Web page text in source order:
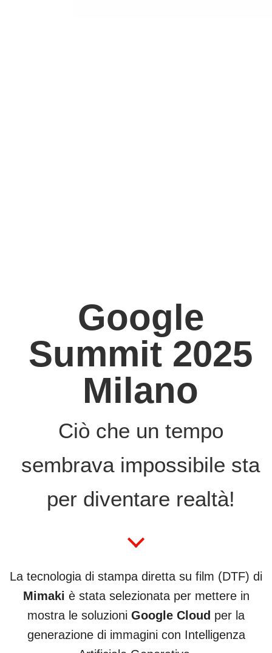
Google
Summit 2025
Milano
Ciò che un tempo
sembrava impossibile sta
per diventare realtà!
La tecnologia di stampa diretta su film (DTF) di
Mimaki è stata selezionata per mettere in
mostra le soluzioni Google Cloud per la
generazione di immagini con Intelligenza